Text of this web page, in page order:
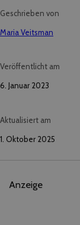
Geschrieben von
Maria Veitsman
Veröffentlicht am
6. Januar 2023
Aktualisiert am
1. Oktober 2025
Anzeige